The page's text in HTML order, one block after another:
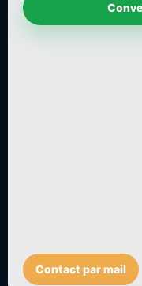
Contact par mail